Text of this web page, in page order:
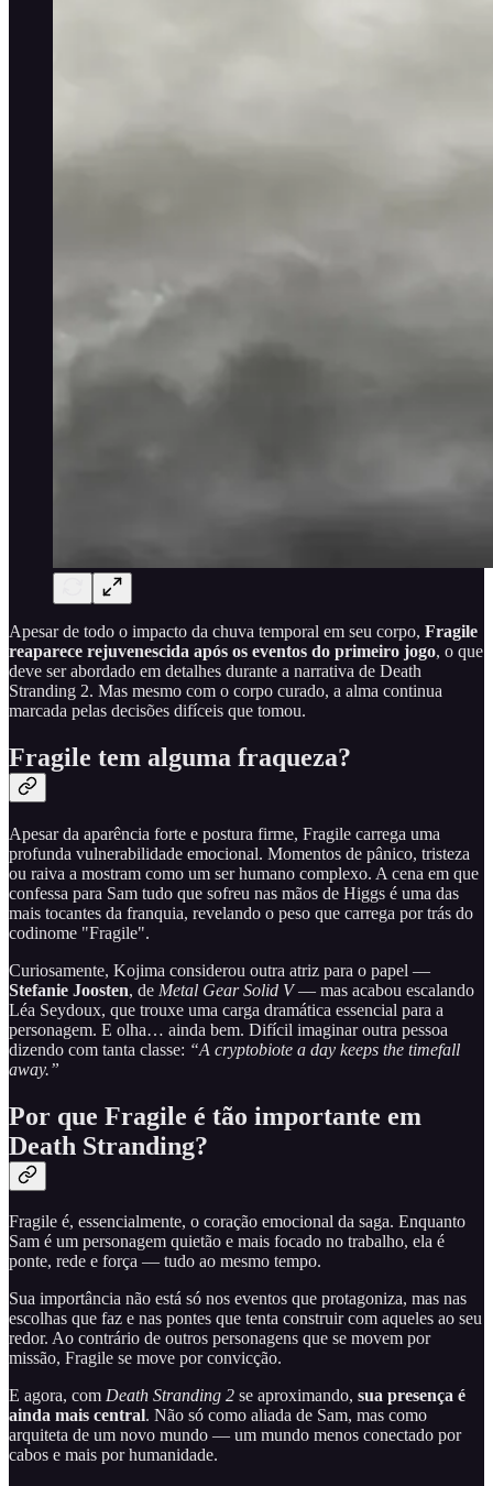
Apesar de todo o impacto da chuva temporal em seu corpo, Fragile
reaparece rejuvenescida após os eventos do primeiro jogo, o que
deve ser abordado em detalhes durante a narrativa de Death
Stranding 2. Mas mesmo com o corpo curado, a alma continua
marcada pelas decisões difíceis que tomou.
Fragile tem alguma fraqueza?
Apesar da aparência forte e postura firme, Fragile carrega uma
profunda vulnerabilidade emocional. Momentos de pânico, tristeza
ou raiva a mostram como um ser humano complexo. A cena em que
confessa para Sam tudo que sofreu nas mãos de Higgs é uma das
mais tocantes da franquia, revelando o peso que carrega por trás do
codinome "Fragile".
Curiosamente, Kojima considerou outra atriz para o papel —
Stefanie Joosten, de Metal Gear Solid V— mas acabou escalando
Léa Seydoux, que trouxe uma carga dramática essencial para a
personagem. E olha… ainda bem. Difícil imaginar outra pessoa
dizendo com tanta classe: “A cryptobiote a day keeps the timefall
away.”
Por que Fragile é tão importante em
Death Stranding?
Fragile é, essencialmente, o coração emocional da saga. Enquanto
Sam é um personagem quietão e mais focado no trabalho, ela é
ponte, rede e força — tudo ao mesmo tempo.
Sua importância não está só nos eventos que protagoniza, mas nas
escolhas que faz e nas pontes que tenta construir com aqueles ao seu
redor. Ao contrário de outros personagens que se movem por
missão, Fragile se move por convicção.
E agora, com Death Stranding 2 se aproximando, sua presença é
ainda mais central. Não só como aliada de Sam, mas como
arquiteta de um novo mundo — um mundo menos conectado por
cabos e mais por humanidade.